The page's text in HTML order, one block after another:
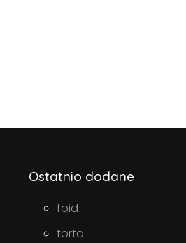
Ostatnio dodane
foid
torta